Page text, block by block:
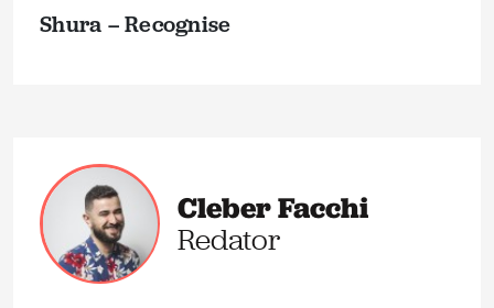
Shura – Recognise
Cleber Facchi
Redator